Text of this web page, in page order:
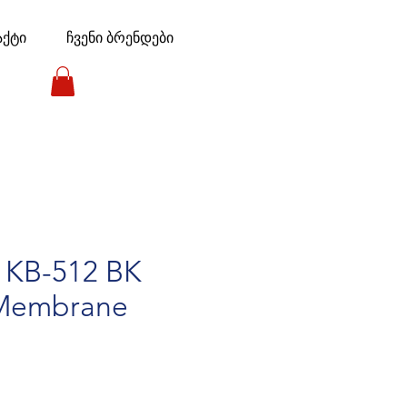
ჩვენი ბრენდები
512 BK